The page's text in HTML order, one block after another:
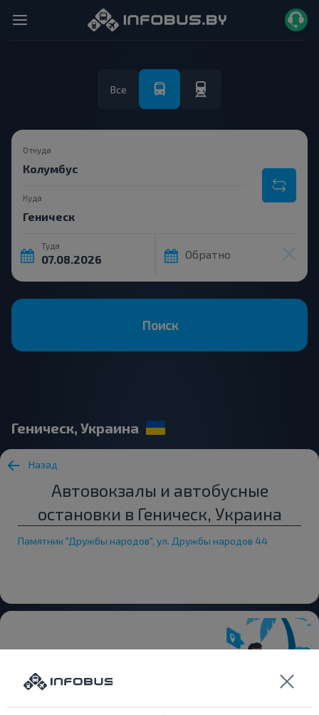
Все
Откуда
Куда
Туда
Обратно
Поиск
Геническ, Украина
Назад
Автовокзалы и автобусные
остановки в Геническ, Украина
Памятник "Дружбы народов", ул. Дружбы народов 44
Хотите